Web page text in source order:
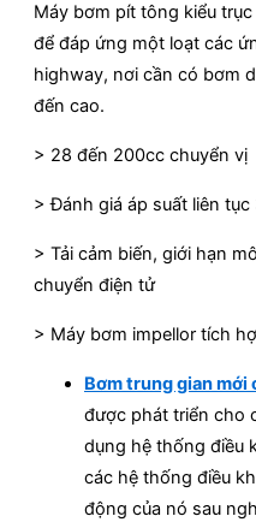
Máy bơm pít tông kiểu
để đáp ứng một loạt các
highway, nơi cần có bơm
đến cao.
> 28 đến 200cc chuyển vị
> Đánh giá áp suất liên tục
> Tải cảm biến, giới hạn
chuyển điện tử
> Máy bơm impellor tích
Bơm trung gian mới
được phát triển cho
dụng hệ thống điều
các hệ thống điều
động của nó sau